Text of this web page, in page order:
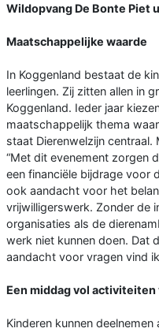
Wildopvang De Bonte Piet
Maatschappelijke waarde
In Koggenland bestaat de
leerlingen. Zij zitten allen in
Koggenland. Ieder jaar
maatschappelijk thema
staat Dierenwelzijn
“Met dit evenement zorgen
een financiële bijdrage voor
ook aandacht voor het
vrijwilligerswerk. Zonder de
organisaties als de
werk niet kunnen doen. Dat
aandacht voor vragen vind
Een middag vol
Kinderen kunnen